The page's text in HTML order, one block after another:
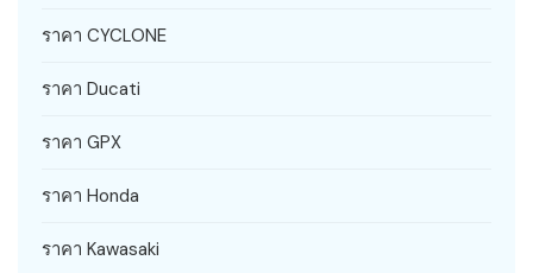
ราคา CYCLONE
ราคา Ducati
ราคา GPX
ราคา Honda
ราคา Kawasaki